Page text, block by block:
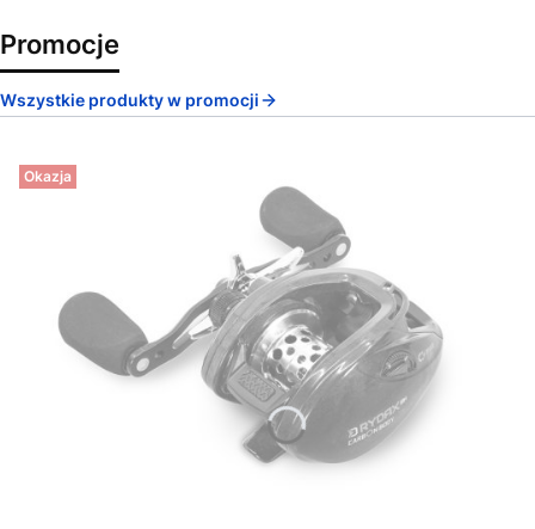
Promocje
Wszystkie produkty w promocji
Okazja